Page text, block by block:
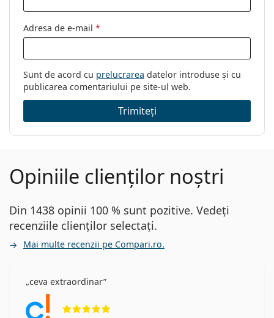
Adresa de e-mail *
Sunt de acord cu prelucrarea datelor introduse și cu
publicarea comentariului pe site-ul web.
Trimiteți
Opiniile clienților noștri
Din 1438 opinii 100 % sunt pozitive. Vedeți
recenziile clienților selectați.
Mai multe recenzii pe Compari.ro.
ceva extraordinar